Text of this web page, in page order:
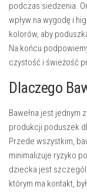
podczas siedzenia.
wpływ na wygodę i
kolorów, aby
Na końcu
czystość i świeżość
Dlaczego
Bawełna jest jednym
produkcji poduszek
Przede wszystkim,
minimalizuje ryzyko
dziecka jest
którym ma kontakt,